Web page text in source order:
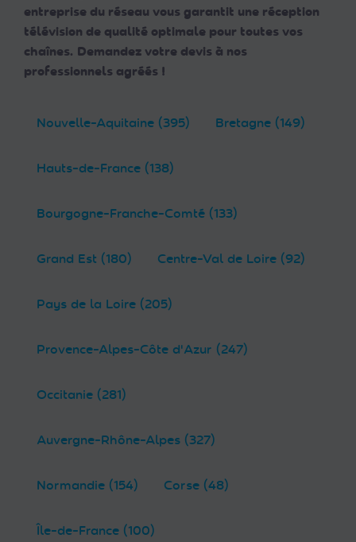
entreprise du réseau vous garantit une réception
télévision de qualité optimale pour toutes vos
chaînes. Demandez votre devis à nos
professionnels agréés !
Nouvelle-Aquitaine (395) Bretagne (149)
Hauts-de-France (138)
Bourgogne-Franche-Comté (133)
Grand Est (180) Centre-Val de Loire (92)
Pays de la Loire (205)
Provence-Alpes-Côte d'Azur (247)
Occitanie (281)
Auvergne-Rhône-Alpes (327)
Normandie (154) Corse (48)
Île-de-France (100)